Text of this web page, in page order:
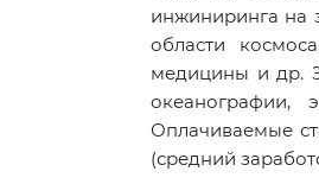
инжиниринга на
области
медицины и др.
Оплачиваемые
(средний